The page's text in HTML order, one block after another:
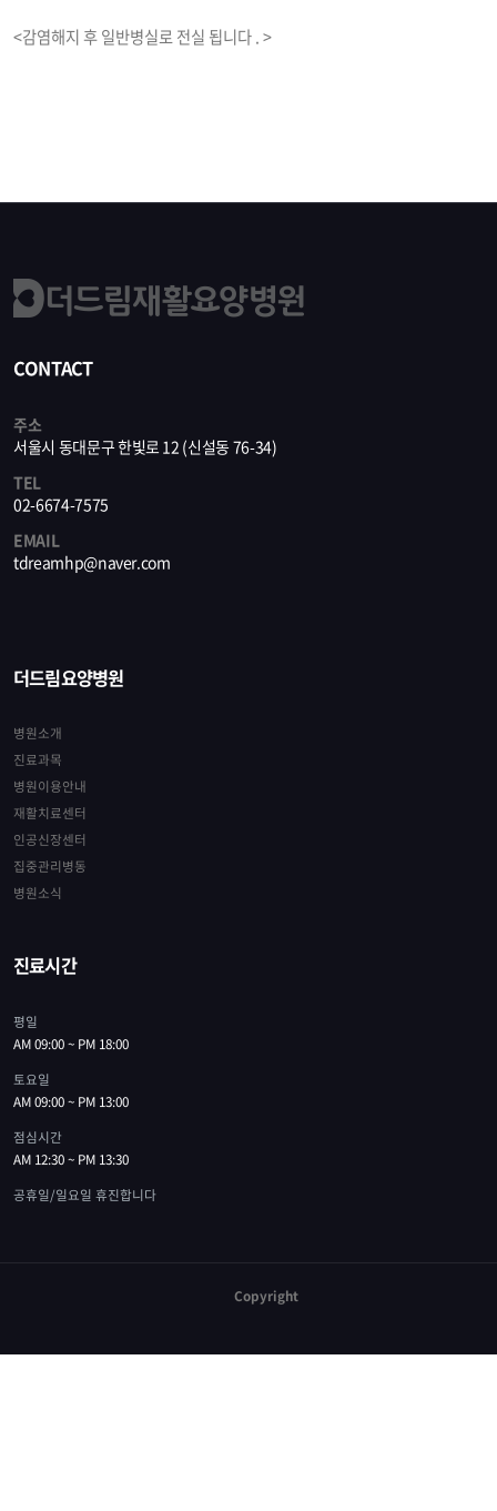
<감염해지 후 일반병실로 전실 됩니다 . >
CONTACT
주소
서울시 동대문구 한빛로 12 (신설동 76-34)
TEL
02-6674-7575
EMAIL
tdreamhp@naver.com
더드림요양병원
병원소개
진료과목
병원이용안내
재활치료센터
인공신장센터
집중관리병동
병원소식
진료시간
평일
AM 09:00 ~ PM 18:00
토요일
AM 09:00 ~ PM 13:00
점심시간
AM 12:30 ~ PM 13:30
공휴일/일요일 휴진합니다
Copyright